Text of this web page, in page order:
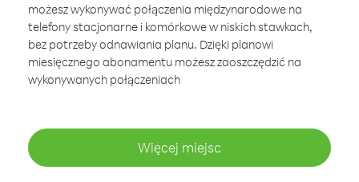
możesz wykonywać połączenia międzynarodowe na
telefony stacjonarne i komórkowe w niskich stawkach,
bez potrzeby odnawiania planu. Dzięki planowi
miesięcznego abonamentu możesz zaoszczędzić na
wykonywanych połączeniach
Więcej miejsc